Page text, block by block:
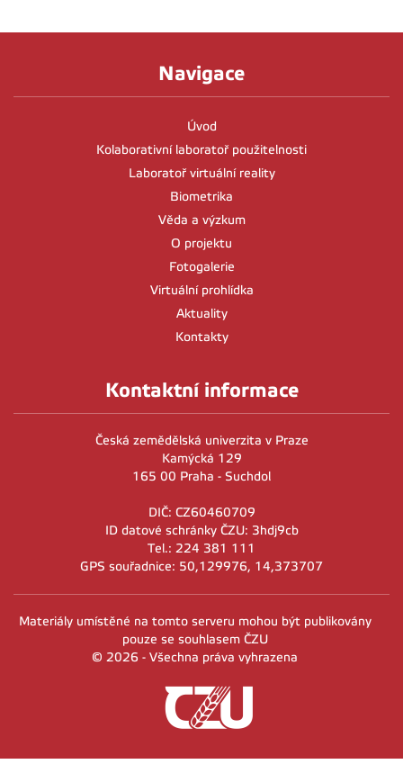
Navigace
Úvod
Kolaborativní laboratoř použitelnosti
Laboratoř virtuální reality
Biometrika
Věda a výzkum
O projektu
Fotogalerie
Virtuální prohlídka
Aktuality
Kontakty
Kontaktní informace
Česká zemědělská univerzita v Praze
Kamýcká 129
165 00 Praha - Suchdol
DIČ: CZ60460709
ID datové schránky ČZU: 3hdj9cb
Tel.: 224 381 111
GPS souřadnice: 50,129976, 14,373707
Materiály umístěné na tomto serveru mohou být publikovány
pouze se souhlasem ČZU
© 2026 - Všechna práva vyhrazena